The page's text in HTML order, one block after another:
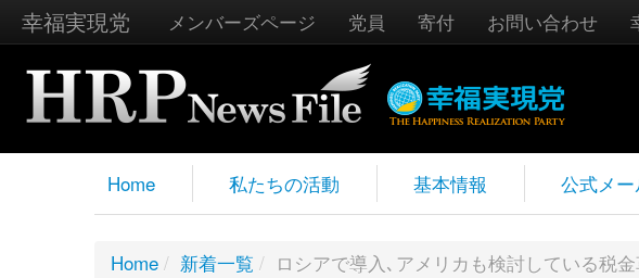
幸福実現党 メンバーズページ 党員 寄付 お問い合わせ
Home 私たちの活動 基本情報 公式メ
Home / 新着一覧 / ロシアで導入､アメリカも検討している税